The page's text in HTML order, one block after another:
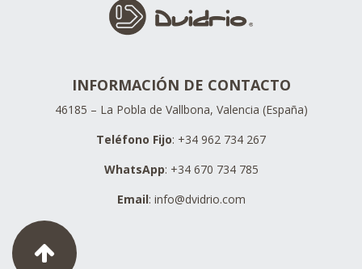
INFORMACIÓN DE CONTACTO
46185 – La Pobla de Vallbona, Valencia (España)
Teléfono Fijo: +34 962 734 267
WhatsApp: +34 670 734 785
Email: info@dvidrio.com